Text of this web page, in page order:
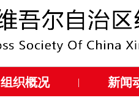
组织概况 | 新闻